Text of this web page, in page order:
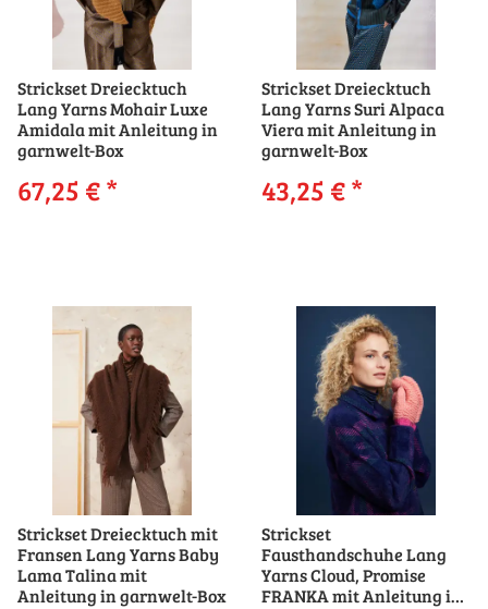
Strickset Dreiecktuch
Lang Yarns Mohair Luxe
Amidala mit Anleitung in
garnwelt-Box
67,25 €*
Strickset Dreiecktuch
Lang Yarns Suri Alpaca
Viera mit Anleitung in
garnwelt-Box
43,25 €*
Strickset Dreiecktuch mit
Fransen Lang Yarns Baby
Lama Talina mit
Anleitung in garnwelt-Box
Strickset
Fausthandschuhe Lang
Yarns Cloud, Promise
FRANKA mit Anleitung in